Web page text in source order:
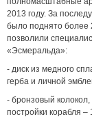
2013 году. За
было поднято более
позволили
«Эсмеральда»:
- диск из медного
герба и личной
- бронзовый
постройки корабля –